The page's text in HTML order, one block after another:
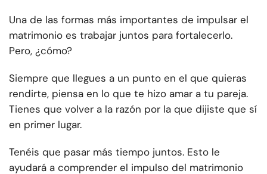
Una de las formas más importantes de impulsar el
matrimonio es trabajar juntos para fortalecerlo.
Pero, ¿cómo?
Siempre que llegues a un punto en el que quieras
rendirte, piensa en lo que te hizo amar a tu pareja.
Tienes que volver a la razón por la que dijiste que sí
en primer lugar.
Tenéis que pasar más tiempo juntos. Esto le
ayudará a comprender el impulso del matrimonio